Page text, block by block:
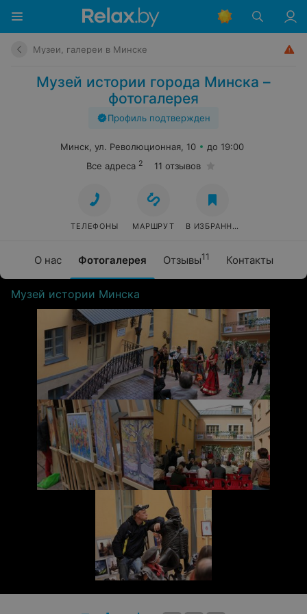
Музеи, галереи в Минске
Музей истории города Минска –
фотогалерея
Профиль подтвержден
О нас Фотогалерея Отзывы11 Контакты
Минск, ул. Революционная, 10
до 19:00
Все адреса 2 11 отзывов
ТЕЛЕФОНЫ МАРШРУТ В ИЗБРАННОЕ
Музей истории Минска